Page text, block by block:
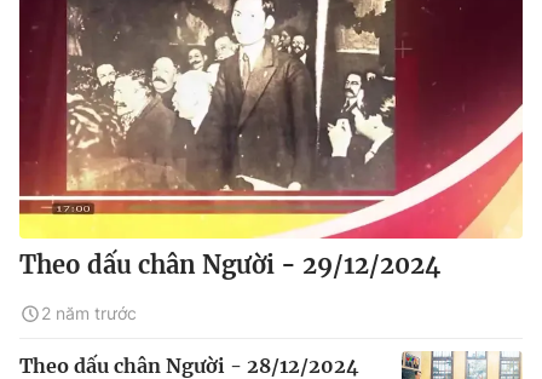
Theo dấu chân Người - 29/12/2024
2 năm trước
Theo dấu chân Người - 28/12/2024